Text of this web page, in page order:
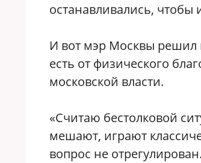
останавливались, чтобы
И вот мэр Москвы решил
есть от физического
московской власти.
«Считаю бестолковой
мешают, играют
вопрос не